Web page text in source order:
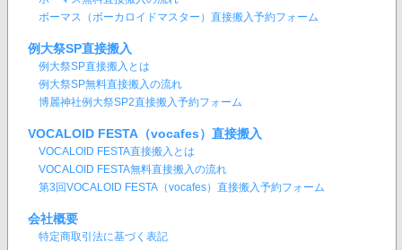
ボーマス（ボーカロイドマスター）直接搬入予約フォーム
例大祭SP直接搬入
例大祭SP直接搬入とは
例大祭SP無料直接搬入の流れ
博麗神社例大祭SP2直接搬入予約フォーム
VOCALOID FESTA（vocafes）直接搬入
VOCALOID FESTA直接搬入とは
VOCALOID FESTA無料直接搬入の流れ
第3回VOCALOID FESTA（vocafes）直接搬入予約フォーム
会社概要
特定商取引法に基づく表記